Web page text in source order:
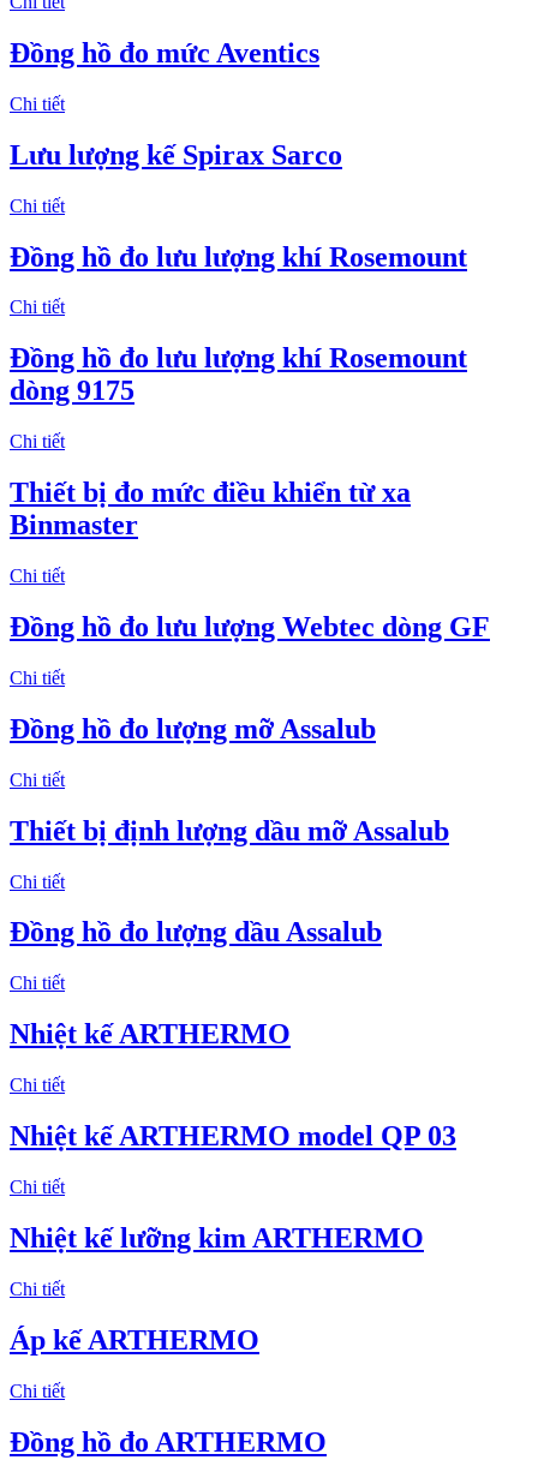
Đồng hồ đo mức Aventics
Chi tiết
Lưu lượng kế Spirax Sarco
Chi tiết
Đồng hồ đo lưu lượng khí Rosemount
Chi tiết
Đồng hồ đo lưu lượng khí Rosemount
dòng 9175
Chi tiết
Thiết bị đo mức điều khiển từ xa
Binmaster
Chi tiết
Đồng hồ đo lưu lượng Webtec dòng GF
Chi tiết
Đồng hồ đo lượng mỡ Assalub
Chi tiết
Thiết bị định lượng dầu mỡ Assalub
Chi tiết
Đồng hồ đo lượng dầu Assalub
Chi tiết
Nhiệt kế ARTHERMO
Chi tiết
Nhiệt kế ARTHERMO model QP 03
Chi tiết
Nhiệt kế lưỡng kim ARTHERMO
Chi tiết
Áp kế ARTHERMO
Chi tiết
Đồng hồ đo ARTHERMO